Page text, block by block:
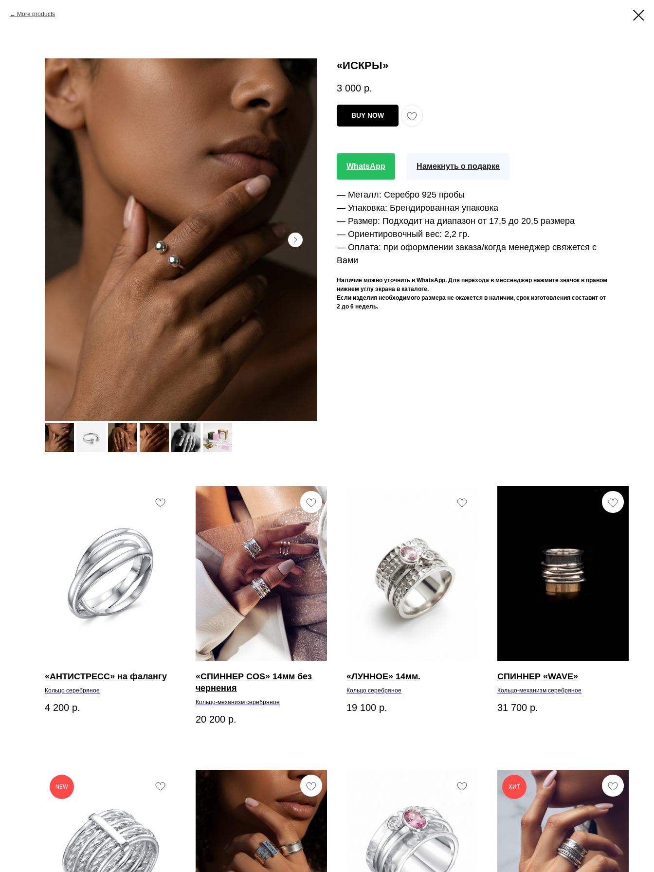
More products
«ИСКРЫ»
3 000 р.
BUY NOW
WhatsApp Намекнуть о подарке
— Металл: Серебро 925 пробы
— Упаковка: Брендированная упаковка
— Размер: Подходит на диапазон от 17,5 до 20,5 размера
— Ориентировочный вес: 2,2 гр.
— Оплата: при оформлении заказа/когда менеджер свяжется с
Вами
Наличие можно уточнить в WhatsApp. Для перехода в мессенджер нажмите значок в правом
нижнем углу экрана в каталоге.
Если изделия необходимого размера не окажется в наличии, срок изготовления составит от
2 до 6 недель.
«АНТИСТРЕСС» на фалангу
Кольцо серебряное
4 200 р.
«СПИННЕР COS» 14мм без
чернения
Кольцо-механизм серебряное
20 200 р.
«ЛУННОЕ» 14мм.
Кольцо серебряное
19 100 р.
СПИННЕР «WAVE»
Кольцо-механизм серебряное
31 700 р.
NEW ХИТ